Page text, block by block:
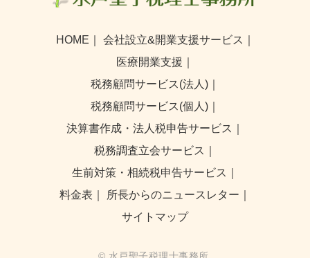
HOME 会社設立&開業支援サービス
医療開業支援
税務顧問サービス(法人)
税務顧問サービス(個人)
決算書作成・法人税申告サービス
税務調査立会サービス
生前対策・相続税申告サービス
料金表
所長からのニュースレター
サイトマップ